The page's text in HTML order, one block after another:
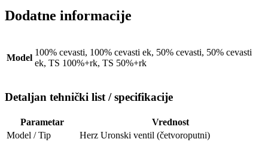
Dodatne informacije
Model
100% cevasti, 100% cevasti ek, 50% cevasti, 50% cevasti
ek, TS 100%+rk, TS 50%+rk
Detaljan tehnički list / specifikacije
Parametar
Vrednost
Model / Tip
Herz Uronski ventil (četvoroputni)